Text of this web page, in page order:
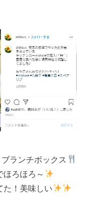
ランチボックス
ほろほろ～
た！美味しい